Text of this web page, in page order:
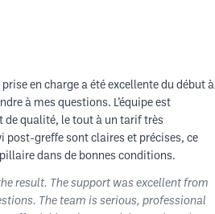
en charge a été excellente du début à
à mes questions. L’équipe est
de qualité, le tout à un tarif très
post-greffe sont claires et précises, ce
dans de bonnes conditions.
result. The support was excellent from
The team is serious, professional